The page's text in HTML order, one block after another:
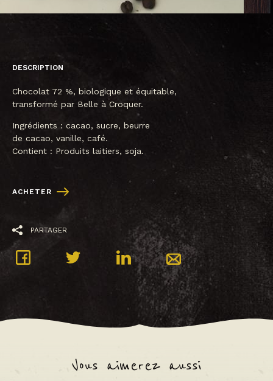
DESCRIPTION
Chocolat 72 %, biologique et équitable,
transformé par Belle à Croquer.
Ingrédients : cacao, sucre, beurre
de cacao, vanille, café.
Contient : Produits laitiers, soja.
ACHETER
PARTAGER
Vous aimerez aussi